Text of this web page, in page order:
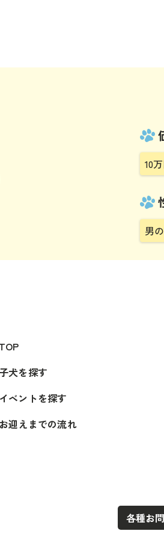
10
男
TOP
子犬を探す
イベントを探す
お迎えまでの流れ
各種お